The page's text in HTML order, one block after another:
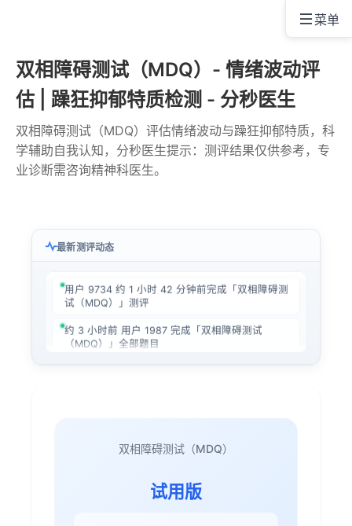
菜单
双相障碍测试（MDQ）- 情绪波动评
估 | 躁狂抑郁特质检测 - 分秒医生
双相障碍测试（MDQ）评估情绪波动与躁狂抑郁特质，科
学辅助自我认知，分秒医生提示：测评结果仅供参考，专
业诊断需咨询精神科医生。
最新测评动态
用户 3426 提交了「双相障碍测试（MDQ）」测
用户 9734 约 1 小时 42 分钟前完成「双相障碍测
试（MDQ）」测评
约 3 小时前 用户 1987 完成「双相障碍测试
（MDQ）」全部题目
48 分钟前，用户 4550 已完成「双相障碍测试
用户 1515 提交了「双相障碍测试（MDQ）」测评
双相障碍测试（MDQ）
试用版